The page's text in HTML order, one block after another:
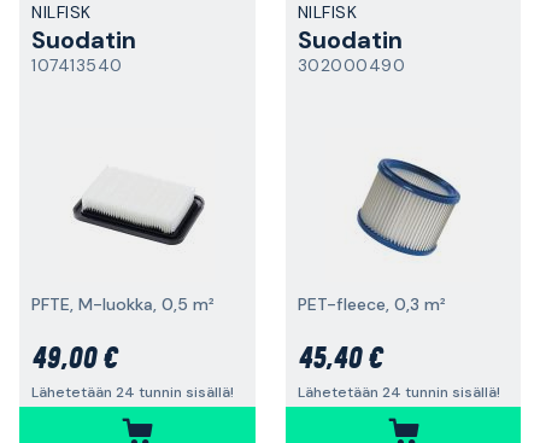
NILFISK
Suodatin
107413540
PFTE, M-luokka, 0,5 m²
49,00 €
Lähetetään 24 tunnin sisällä!
NILFISK
Suodatin
302000490
PET-fleece, 0,3 m²
45,40 €
Lähetetään 24 tunnin sisällä!